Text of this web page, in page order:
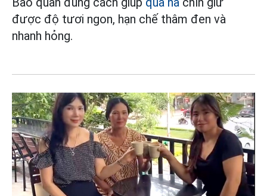
được độ tươi ngon, hạn chế thâm đen và
nhanh hỏng.